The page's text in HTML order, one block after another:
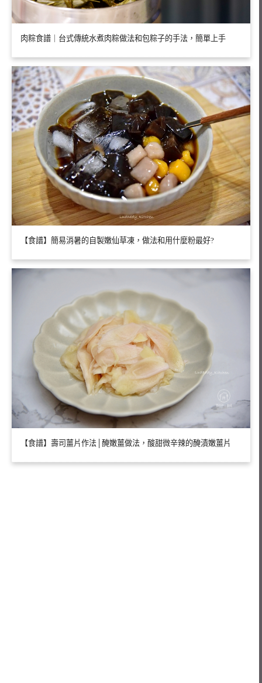
肉粽食譜｜台式傳統水煮肉粽做法和包粽子的手法，簡單上手
【食譜】簡易消暑的自製嫩仙草凍，做法和用什麼粉最好?
【食譜】壽司薑片作法│醃嫩薑做法，酸甜微辛辣的醃漬嫩薑片